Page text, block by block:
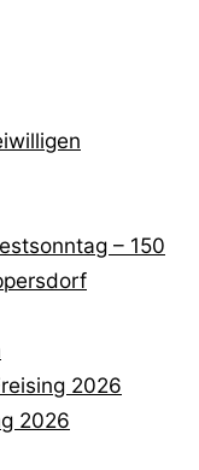
– 150
2026
2026